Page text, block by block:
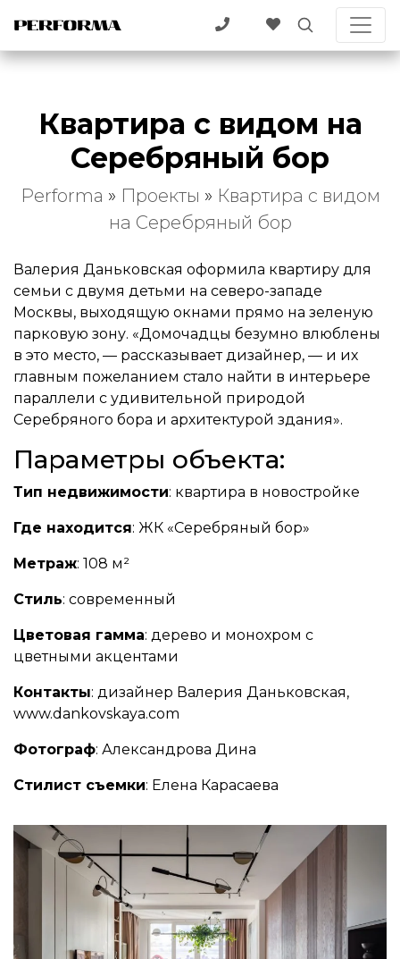
Квартира с видом на
Серебряный бор
Performa » Проекты » Квартира с видом
на Серебряный бор
Валерия Даньковская оформила квартиру для
семьи с двумя детьми на северо-западе
Москвы, выходящую окнами прямо на зеленую
парковую зону. «Домочадцы безумно влюблены
в это место, — рассказывает дизайнер, — и их
главным пожеланием стало найти в интерьере
параллели с удивительной природой
Серебряного бора и архитектурой здания».
Параметры объекта:
Тип недвижимости: квартира в новостройке
Где находится: ЖК «Серебряный бор»
Метраж: 108 м²
Стиль: современный
Цветовая гамма: дерево и монохром с
цветными акцентами
Контакты: дизайнер Валерия Даньковская,
www.dankovskaya.com
Фотограф: Александрова Дина
Стилист съемки: Елена Карасаева